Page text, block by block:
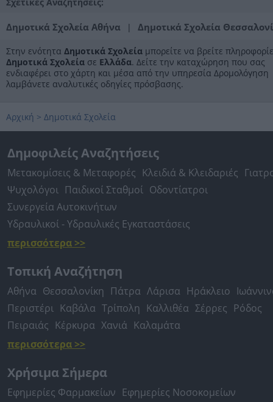
Δημοτικά Σχολεία Αθήνα | Δημοτικά Σχολεία
Στην ενότητα Δημοτικά Σχολεία μπορείτε να βρείτε
Δημοτικά Σχολεία σε Ελλάδα. Δείτε την καταχώρηση που σας
ενδιαφέρει στο χάρτη και μέσα από την υπηρεσία Δρομολόγηση
λαμβάνετε αναλυτικές οδηγίες πρόσβασης.
Αρχική > Δημοτικά Σχολεία
Δημοφιλείς Αναζητήσεις
Μετακομίσεις & Μεταφορές Κλειδιά & Κλειδαριές
Ψυχολόγοι Παιδικοί Σταθμοί Οδοντίατροι
Συνεργεία Αυτοκινήτων
Υδραυλικοί - Υδραυλικές Εγκαταστάσεις
περισσότερα >>
Τοπική Αναζήτηση
Αθήνα Θεσσαλονίκη Πάτρα Λάρισα Ηράκλειο
Περιστέρι Καβάλα Τρίπολη Καλλιθέα Σέρρες Ρόδος
Πειραιάς Κέρκυρα Χανιά Καλαμάτα
περισσότερα >>
Χρήσιμα Σήμερα
Εφημερίες Φαρμακείων Εφημερίες Νοσοκομείων